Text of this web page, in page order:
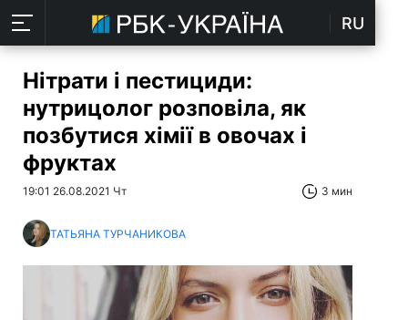
RU
Нітрати і пестициди:
нутрицолог розповіла, як
позбутися хімії в овочах і
фруктах
19:01 26.08.2021 Чт 3 мин
ТАТЬЯНА ТУРЧАНИКОВА